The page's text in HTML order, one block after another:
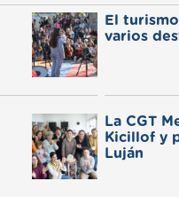
El
varios
La CGT
Kicillof y
Luján